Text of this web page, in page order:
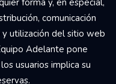
forma y, en especial,
comunicación
y utilización del sitio web
Adelante pone
usuarios implica su